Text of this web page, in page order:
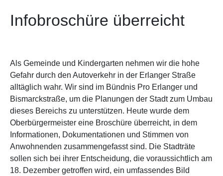
Infobroschüre überreicht
Als Gemeinde und Kindergarten nehmen wir die hohe
Gefahr durch den Autoverkehr in der Erlanger Straße
alltäglich wahr. Wir sind im Bündnis Pro Erlanger und
Bismarckstraße, um die Planungen der Stadt zum Umbau
dieses Bereichs zu unterstützen. Heute wurde dem
Oberbürgermeister eine Broschüre überreicht, in dem
Informationen, Dokumentationen und Stimmen von
Anwohnenden zusammengefasst sind. Die Stadträte
sollen sich bei ihrer Entscheidung, die voraussichtlich am
18. Dezember getroffen wird, ein umfassendes Bild